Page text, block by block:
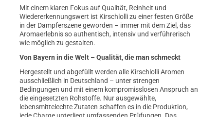
Mit einem klaren Fokus auf Qualität, Reinheit und
Wiedererkennungswert ist Kirschlolli zu einer festen Größe
in der Dampferszene geworden – immer mit dem Ziel, das
Aromaerlebnis so authentisch, intensiv und verführerisch
wie möglich zu gestalten.
Von Bayern in die Welt – Qualität, die man schmeckt
Hergestellt und abgefüllt werden alle Kirschlolli Aromen
ausschließlich in Deutschland – unter strengen
Bedingungen und mit einem kompromisslosen Anspruch an
die eingesetzten Rohstoffe. Nur ausgewählte,
lebensmittelechte Zutaten schaffen es in die Produktion,